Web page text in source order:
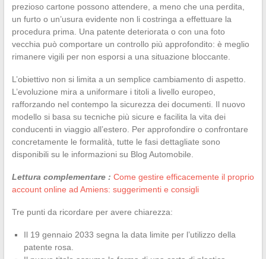
prezioso cartone possono attendere, a meno che una perdita,
un furto o un’usura evidente non li costringa a effettuare la
procedura prima. Una patente deteriorata o con una foto
vecchia può comportare un controllo più approfondito: è meglio
rimanere vigili per non esporsi a una situazione bloccante.
L’obiettivo non si limita a un semplice cambiamento di aspetto.
L’evoluzione mira a uniformare i titoli a livello europeo,
rafforzando nel contempo la sicurezza dei documenti. Il nuovo
modello si basa su tecniche più sicure e facilita la vita dei
conducenti in viaggio all’estero. Per approfondire o confrontare
concretamente le formalità, tutte le fasi dettagliate sono
disponibili su le informazioni su Blog Automobile.
Lettura complementare : Come gestire efficacemente il proprio
account online ad Amiens: suggerimenti e consigli
Tre punti da ricordare per avere chiarezza:
Il 19 gennaio 2033 segna la data limite per l’utilizzo della
patente rosa.